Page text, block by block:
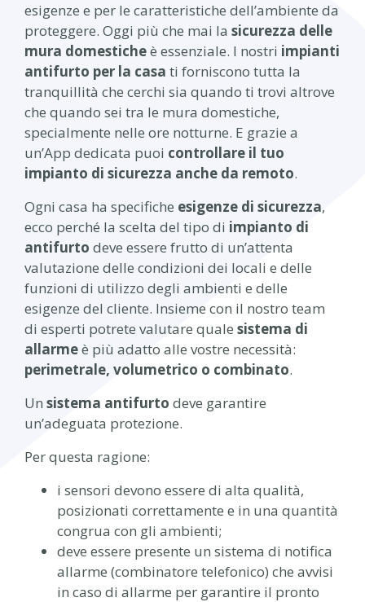
esigenze e per le caratteristiche dell’ambiente da
proteggere. Oggi più che mai la sicurezza delle
mura domesticheè essenziale. I nostri impianti
antifurto per la casa ti forniscono tutta la
tranquillità che cerchi sia quando ti trovi altrove
che quando sei tra le mura domestiche,
specialmente nelle ore notturne. E grazie a
un’App dedicata puoi controllare il tuo
impianto di sicurezza anche da remoto.
Ogni casa ha specifiche esigenze di sicurezza,
ecco perché la scelta del tipo di impianto di
antifurto deve essere frutto di un’attenta
valutazione delle condizioni dei locali e delle
funzioni di utilizzo degli ambienti e delle
esigenze del cliente. Insieme con il nostro team
di esperti potrete valutare quale sistema di
allarmeè più adatto alle vostre necessità:
perimetrale, volumetrico o combinato.
Un sistema antifurto deve garantire
un’adeguata protezione.
Per questa ragione:
i sensori devono essere di alta qualità,
posizionati correttamente e in una quantità
congrua con gli ambienti;
deve essere presente un sistema di notifica
allarme (combinatore telefonico) che avvisi
in caso di allarme per garantire il pronto